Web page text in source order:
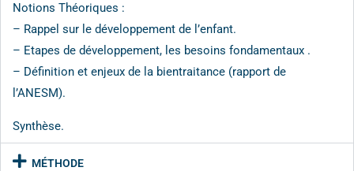
Notions Théoriques :
– Rappel sur le développement de l’enfant.
– Etapes de développement, les besoins fondamentaux .
– Définition et enjeux de la bientraitance (rapport de
l’ANESM).
Synthèse.
MÉTHODE